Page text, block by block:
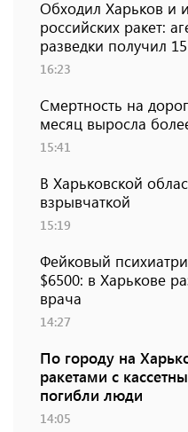
Обходил Харьков и
российских ракет:
разведки получил
16:23
Смертность на
месяц выросла
15:41
В Харьковской
взрывчаткой
15:19
Фейковый
$6500: в Харькове
врача
14:27
По городу на
ракетами с
погибли люди
14:05